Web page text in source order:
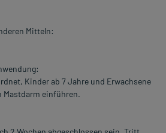
Mitteln:
Kinder ab 7 Jahre und Erwachsene
Mastdarm einführen.